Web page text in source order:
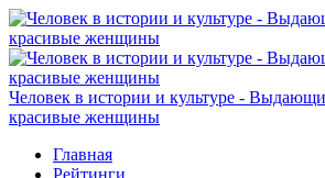
Человек в истории и культуре -
красивые женщины
Главная
Рейтинги